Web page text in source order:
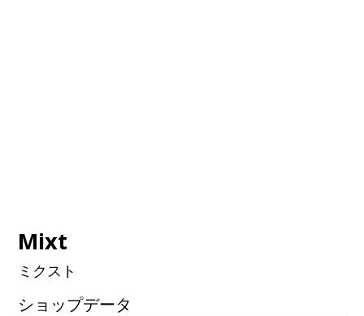
Mixt
ミクスト
ショップデータ